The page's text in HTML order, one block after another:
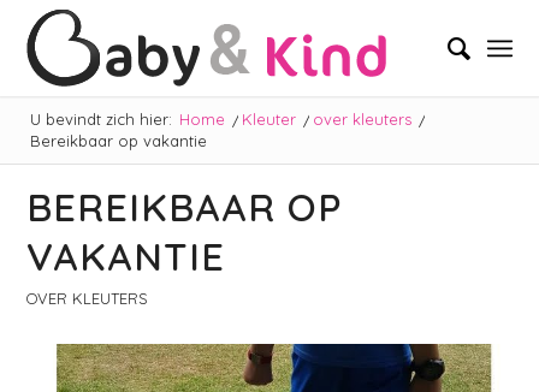
U bevindt zich hier: Home / Kleuter / over kleuters /
Bereikbaar op vakantie
BEREIKBAAR OP
VAKANTIE
OVER KLEUTERS